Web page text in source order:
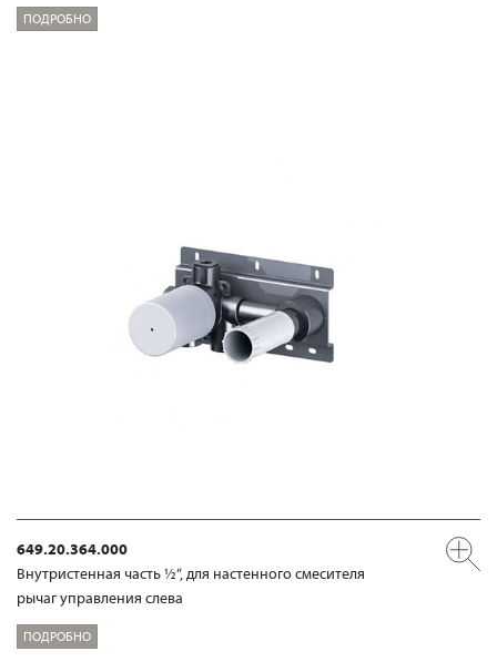
ПОДРОБНО
649.20.364.000
Внутристенная часть ½“, для настенного смесителя
рычаг управления слева
ПОДРОБНО